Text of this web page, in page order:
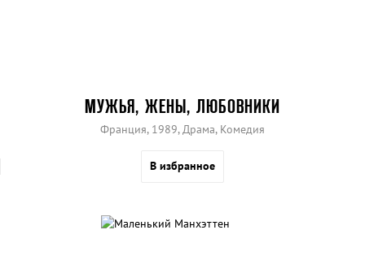
МУЖЬЯ, ЖЕНЫ, ЛЮБОВНИКИ
Франция, 1989, Драма, Комедия
В избранное